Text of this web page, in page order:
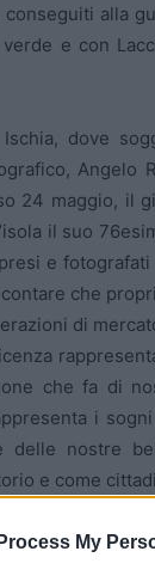
My
alla
e con
dove
Angelo
24 maggio, il
il suo
e
che
di
che fa di
i
delle nostre
e come